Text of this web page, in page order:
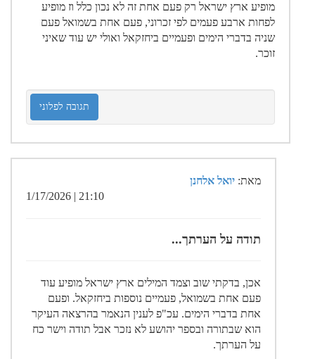
מופיע ארץ ישראל רק פעם אחת זה לא נכון כלל וז מופיע
לפחות ארבע פעמים לפי זכרוני, פעם אחת בשמואל פעם
שניה בדברי הימים ופעמיים ביחזקאל ואולי יש עוד שאיני
זוכר.
תגובה לפלוני
מאת: יואל אלחנן
21:10 | 1/17/2026
תודה על הערתך...
אכן, בדקתי שוב וצמד המילים ארץ ישראל מופיע עוד
פעם אחת בשמואל, פעמיים נוספות ביחזקאל. ופעם
אחת בדברי הימים. עכ"פ לענין הנאמר בהרצאה העיקר
הוא שבתורה ובספר יהושע לא נזכר אבל תודה וישר כח
על הערתך.